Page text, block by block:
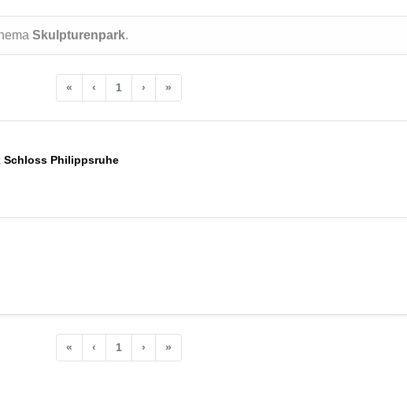
Skulpturenpark.
« ‹ 1 › »
Philippsruhe
« ‹ 1 › »